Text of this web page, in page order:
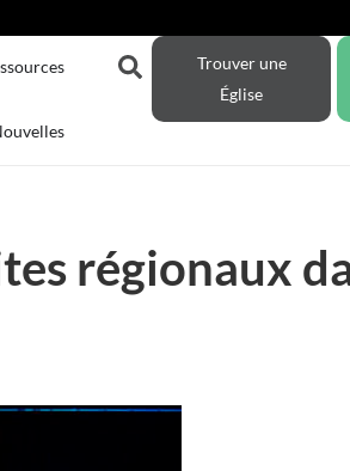
Trouver une
Église
régionaux